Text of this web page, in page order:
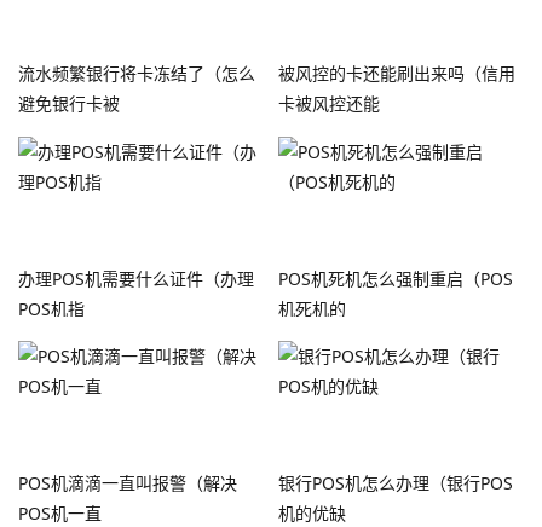
流水频繁银行将卡冻结了（怎么
避免银行卡被
被风控的卡还能刷出来吗（信用
卡被风控还能
办理POS机需要什么证件（办理
POS机指
POS机死机怎么强制重启（POS
机死机的
POS机滴滴一直叫报警（解决
POS机一直
银行POS机怎么办理（银行POS
机的优缺